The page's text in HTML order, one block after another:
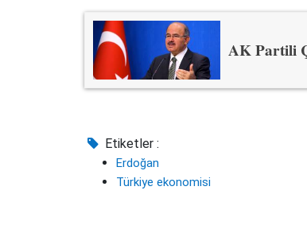
AK Partili
Etiketler :
Erdoğan
Türkiye ekonomisi